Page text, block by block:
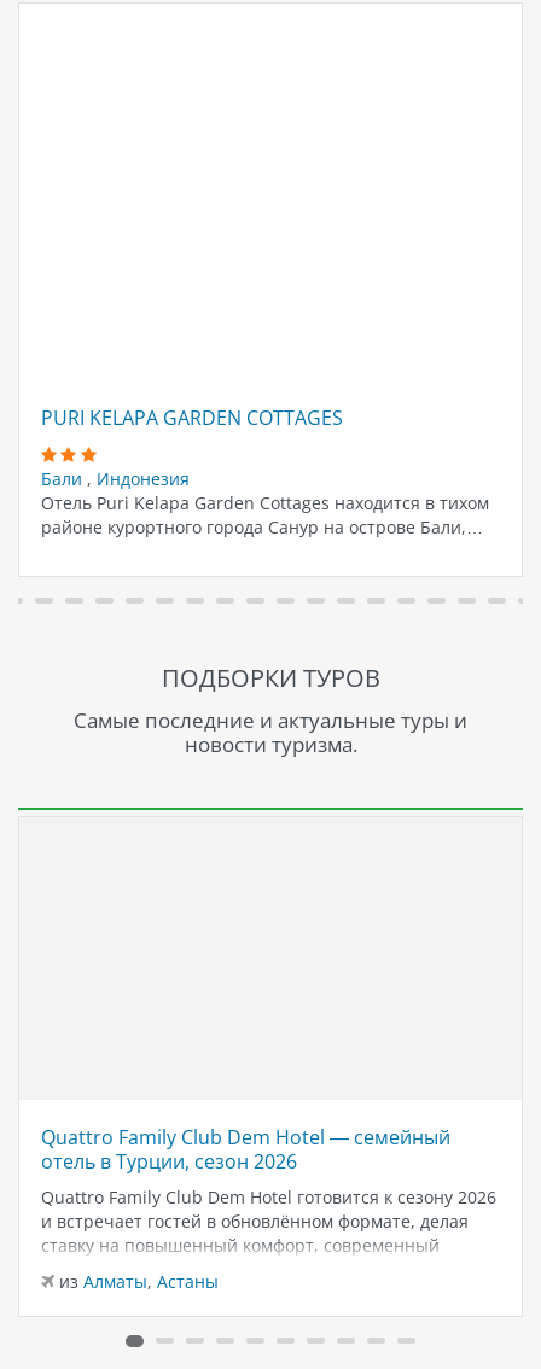
PURI KELAPA GARDEN COTTAGES
Бали , Индонезия
Отель Puri Kelapa Garden Cottages находится в тихом
районе курортного города Санур на острове Бали,…
ПОДБОРКИ ТУРОВ
Самые последние и актуальные туры и
новости туризма.
Quattro Family Club Dem Hotel — семейный
отель в Турции, сезон 2026
Quattro Family Club Dem Hotel готовится к сезону 2026
и встречает гостей в обновлённом формате, делая
ставку на повышенный комфорт, современный
дизайн и атмосферу спокойного семейного отдыха у
моря. Отель остаётся популярным выбором для тех,
кто ищет семейный отель в…
из Алматы, Астаны